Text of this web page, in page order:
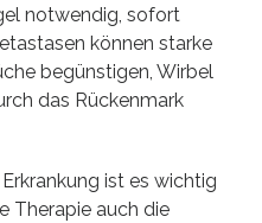
notwendig, sofort
können starke
begünstigen, Wirbel
das Rückenmark
ist es wichtig
Therapie auch die